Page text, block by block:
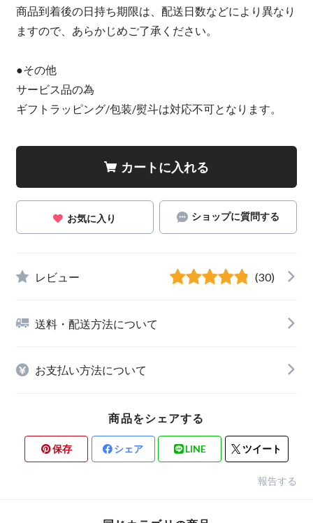
商品到着後の日持ち期限は、配送日数などにより異なり
ますので、あらかじめご了承ください。
●その他
サービス品の為
ギフトラッピング/包装/熨斗は対応不可となります。
カートに入れる
お気に入り ショップに質問する
レビュー (30)
送料・配送方法について
お支払い方法について
商品をシェアする
保存 シェア LINE ツイート
報告する